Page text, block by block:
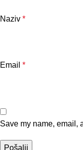
Naziv *
Email *
Save my name, email,